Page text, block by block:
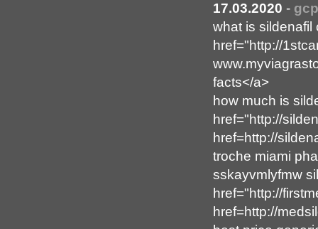
17.03.2020 -
what is sildenafil
href="http://
facts</a>
how much is
href="http://
href=http://
troche miami
sskayvmlyfmw
href="http://
href=http://